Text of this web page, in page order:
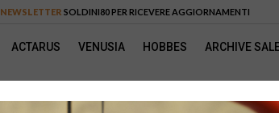
NEWSLETTER SOLDINI80 PER RICEVERE AGGIORNAMENTI
ACTARUS VENUSIA HOBBES ARCHIVE